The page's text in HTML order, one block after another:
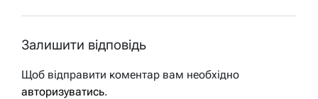
Залишити відповідь
Щоб відправити коментар вам необхідно
авторизуватись.